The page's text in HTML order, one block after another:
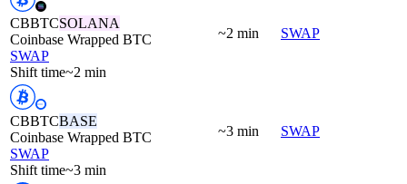
CBBTCSOLANA
Coinbase Wrapped BTC
SWAP
Shift time~2 min
~2 min SWAP
CBBTCBASE
Coinbase Wrapped BTC
SWAP
Shift time~3 min
~3 min SWAP